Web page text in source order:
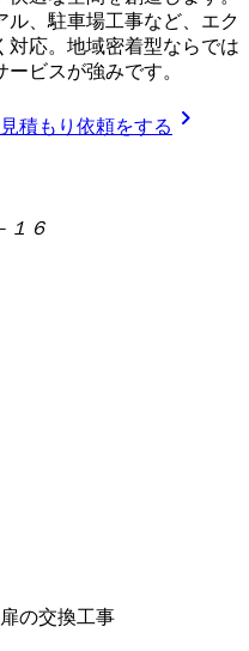
ル、駐車場工事など、エク
対応。地域密着型ならでは
ビスが強みです。
積もり依頼をする chevron_right
１６
の交換工事